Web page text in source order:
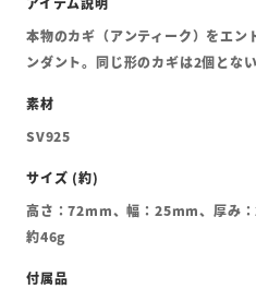
本物のカギ（アンティーク）をエ
ンダント。同じ形のカギは2個とない
SV925
高さ：72mm、幅：25mm、厚み
約46g